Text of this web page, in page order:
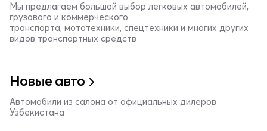
Мы предлагаем большой выбор легковых автомобилей,
грузового и коммерческого
транспорта, мототехники, спецтехники и многих других
видов транспортных средств
Новые авто
Автомобили из салона от официальных дилеров
Узбекистана